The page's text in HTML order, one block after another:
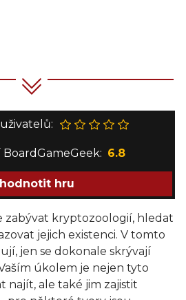
6.8
hru
zabývat kryptozoologií, hledat
jejich existenci. V tomto
jen se dokonale skrývají
úkolem je nejen tyto
ale také jim zajistit